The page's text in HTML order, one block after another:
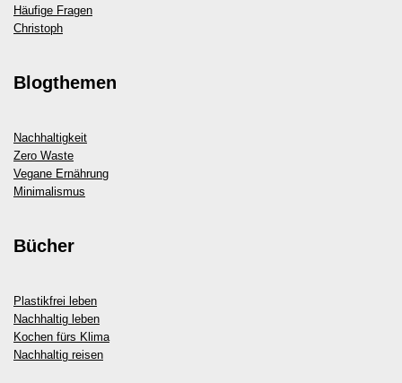
Häufige Fragen
Christoph
Blogthemen
Nachhaltigkeit
Zero Waste
Vegane Ernährung
Minimalismus
Bücher
Plastikfrei leben
Nachhaltig leben
Kochen fürs Klima
Nachhaltig reisen